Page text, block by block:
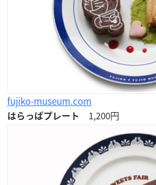
fujiko-museum.com
はらっぱプレート 1,200円